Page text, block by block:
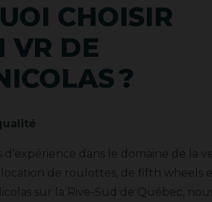
CHOISIR
VR DE
?
d’expérience dans le domaine de la
de roulottes, de fifth wheels
sur la Rive-Sud de Québec,